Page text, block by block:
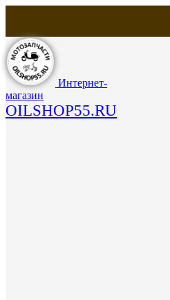
Интернет-
магазин
OILSHOP55.RU